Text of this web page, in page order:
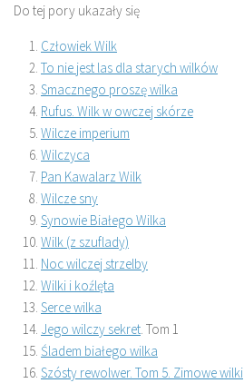
Do tej pory ukazały się
Człowiek Wilk
To nie jest las dla starych wilków
Smacznego proszę wilka
Rufus. Wilk w owczej skórze
Wilcze imperium
Wilczyca
Pan Kawalarz Wilk
Wilcze sny
Synowie Białego Wilka
Wilk (z szuflady)
Noc wilczej strzelby
Wilki i koźlęta
Serce wilka
Jego wilczy sekret . Tom 1
Śladem białego wilka
Szósty rewolwer. Tom 5. Zimowe wilki